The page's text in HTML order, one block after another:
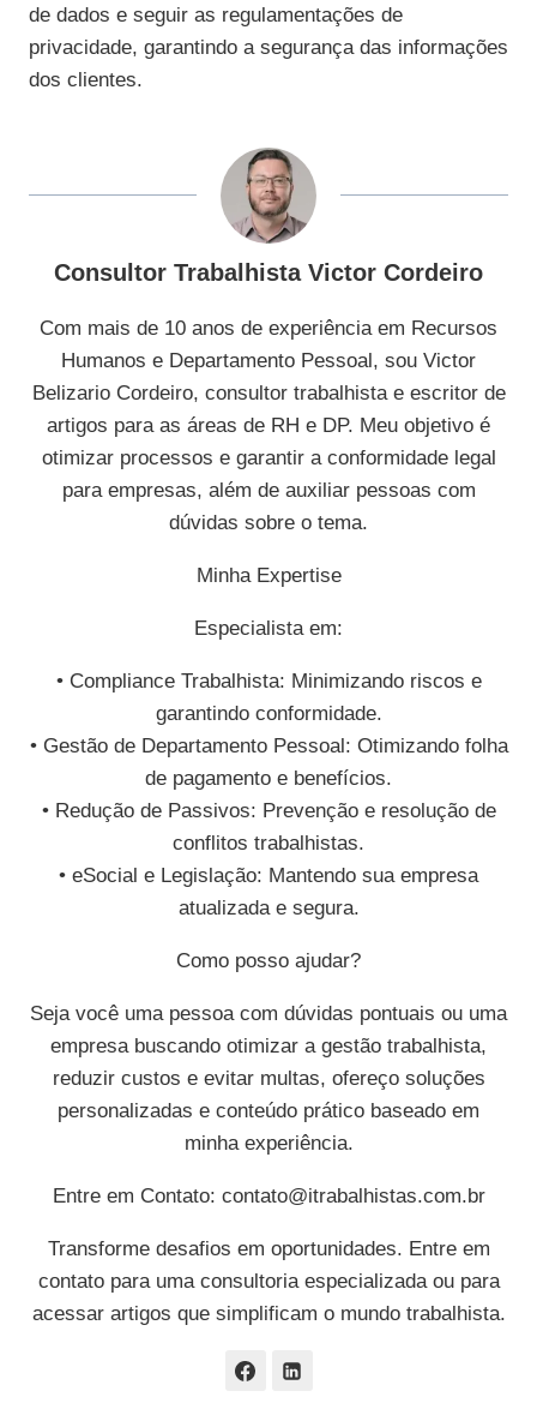
de dados e seguir as regulamentações de
privacidade, garantindo a segurança das informações
dos clientes.
Consultor Trabalhista Victor Cordeiro
Com mais de 10 anos de experiência em Recursos
Humanos e Departamento Pessoal, sou Victor
Belizario Cordeiro, consultor trabalhista e escritor de
artigos para as áreas de RH e DP. Meu objetivo é
otimizar processos e garantir a conformidade legal
para empresas, além de auxiliar pessoas com
dúvidas sobre o tema.
Minha Expertise
Especialista em:
• Compliance Trabalhista: Minimizando riscos e
garantindo conformidade.
• Gestão de Departamento Pessoal: Otimizando folha
de pagamento e benefícios.
• Redução de Passivos: Prevenção e resolução de
conflitos trabalhistas.
• eSocial e Legislação: Mantendo sua empresa
atualizada e segura.
Como posso ajudar?
Seja você uma pessoa com dúvidas pontuais ou uma
empresa buscando otimizar a gestão trabalhista,
reduzir custos e evitar multas, ofereço soluções
personalizadas e conteúdo prático baseado em
minha experiência.
Entre em Contato: contato@itrabalhistas.com.br
Transforme desafios em oportunidades. Entre em
contato para uma consultoria especializada ou para
acessar artigos que simplificam o mundo trabalhista.